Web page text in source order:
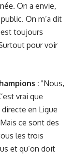
On a envie,
On m’a dit
est toujours
pour voir
: "Nous,
vrai que
en Ligue
ce sont des
les trois
et qu’on doit